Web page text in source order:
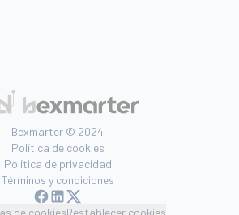
Bexmarter © 2024
Política de cookies
Política de privacidad
Términos y condiciones